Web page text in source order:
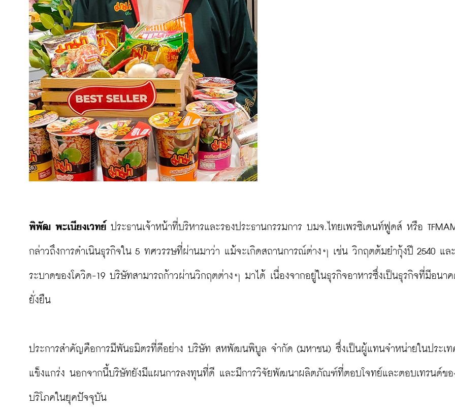
พิพัฒ พะเนียงเวทย์ ประธานเจ้าหน้าที่บริหารและรองประธานกรรมการ บมจ.ไทยเพรซิเดนท์ฟูดส์ หรือ
กล่าวถึงการดำเนินธุรกิจใน 5 ทศวรรษที่ผ่านมาว่า แม้จะเกิดสถานการณ์ต่างๆ เช่น วิกฤตต้มยำกุ้งปี 2540 แล
ระบาดของโควิด-19 บริษัทสามารถก้าวผ่านวิกฤตต่างๆ มาได้ เนื่องจากอยู่ในธุรกิจอาหารซึ่งเป็นธุรกิจที่มีอนา
ยั่งยืน
ประการสำคัญคือการมีพันธมิตรที่ดีอย่าง บริษัท สหพัฒนพิบูล จำกัด (มหาชน) ซึ่งเป็นผู้แทนจำหน่ายในประเท
แข็งแกร่ง นอกจากนี้บริษัทยังมีแผนการลงทุนที่ดี และมีการวิจัยพัฒนาผลิตภัณฑ์ที่ตอบโจทย์และตอบเทรนด์ขอ
บริโภคในยุคปัจจุบัน